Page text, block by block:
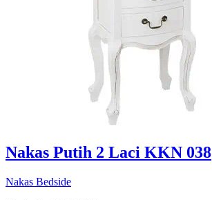
Nakas Putih 2 Laci KKN 038
Nakas Bedside